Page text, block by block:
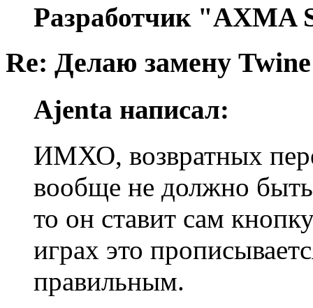
Разработчик "AXMA
Re: Делаю замену
Ajenta написал:
ИМХО, возвратных
вообще не должно
то он ставит сам
играх это
правильным.